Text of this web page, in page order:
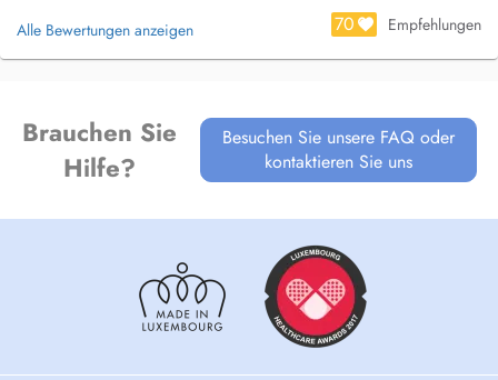
Le Dr Gil aime accompagner la croissance et le développement de
Alle Bewertungen anzeigen 70 Empfehlungen
Brauchen Sie
Hilfe?
Besuchen Sie unsere FAQ oder
kontaktieren Sie uns